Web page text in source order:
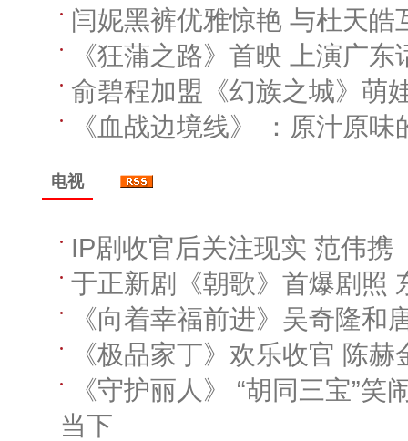
闫妮黑裤优雅惊艳 与杜天皓
《狂蒲之路》首映 上演广
俞碧程加盟《幻族之城》萌
《血战边境线》 ：原汁原味
电视
IP剧收官后关注现实 范伟携
于正新剧《朝歌》首爆剧照
《向着幸福前进》吴奇隆和
《极品家丁》欢乐收官 陈赫
《守护丽人》 “胡同三宝”
当下